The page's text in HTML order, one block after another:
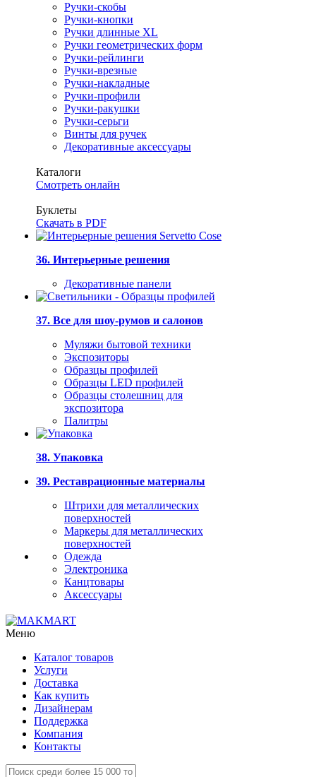
Ручки-скобы
Ручки-кнопки
Ручки длинные XL
Ручки геометрических форм
Ручки-рейлинги
Ручки-врезные
Ручки-накладные
Ручки-профили
Ручки-ракушки
Ручки-серьги
Винты для ручек
Декоративные аксессуары
Каталоги
Смотреть онлайн
Буклеты
Скачать в PDF
36. Интерьерные решения
Декоративные панели
37. Все для шоу-румов и салонов
Муляжи бытовой техники
Экспозиторы
Образцы профилей
Образцы LED профилей
Образцы столешниц для
экспозитора
Палитры
38. Упаковка
39. Реставрационные материалы
Штрихи для металлических
поверхностей
Маркеры для металлических
поверхностей
Одежда
Электроника
Канцтовары
Аксессуары
Меню
Каталог товаров
Услуги
Доставка
Как купить
Дизайнерам
Поддержка
Компания
Контакты